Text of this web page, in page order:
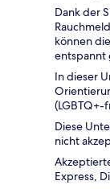
Dank der
können
entspannt
In dieser
(LGBTQ+-
Diese
nicht
Express,